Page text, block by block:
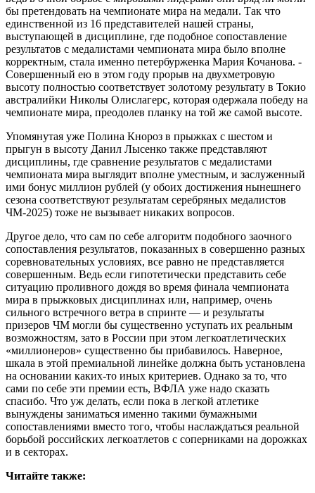
бы претендовать на чемпионате мира на медали. Так что
единственной из 16 представителей нашей страны,
выступающей в дисциплине, где подобное сопоставление
результатов с медалистами чемпионата мира было вполне
корректным, стала именно петербурженка Мария Кочанова. ­
Совершенный ею в этом году прорыв на двухметровую
высоту полностью соответствует золотому результату в Токио
австралийки Николы Олислагерс, которая одержала победу на
чемпионате мира, преодолев планку на той же самой высоте.
Упомянутая уже Полина Кнороз в прыжках с шестом и
прыгун в высоту Данил Лысенко также представляют
дисциплины, где сравнение результатов с медалистами
чемпионата мира выглядит вполне уместным, и заслуженный
ими бонус миллион рублей (у обоих достижения нынешнего
сезона соответствуют результатам серебряных медалистов
ЧМ-2025) тоже не вызывает никаких вопросов.
Другое дело, что сам по себе алгоритм подобного заочного
сопоставления результатов, показанных в совершенно разных
соревновательных условиях, все равно не представляется
совершенным. Ведь если гипотетически представить себе
ситуацию проливного дождя во время финала чемпионата
мира в прыжковых дисциплинах или, например, очень
сильного встречного ветра в спринте — и результаты
призеров ЧМ могли бы существенно уступать их реальным
возможностям, зато в России при этом легкоатлетических
«миллионеров» существенно бы прибавилось. Наверное,
шкала в этой премиальной линейке должна быть установлена
на основании каких‑то иных критериев. Однако за то, что
сами по себе эти премии есть, ВФЛА уже надо сказать
спасибо. Что уж делать, если пока в легкой атлетике
вынуждены заниматься именно такими бумажными
сопоставлениями вместо того, чтобы наслаждаться реальной
борьбой российских легкоатлетов с соперниками на дорожках
и в секторах.
Читайте также: